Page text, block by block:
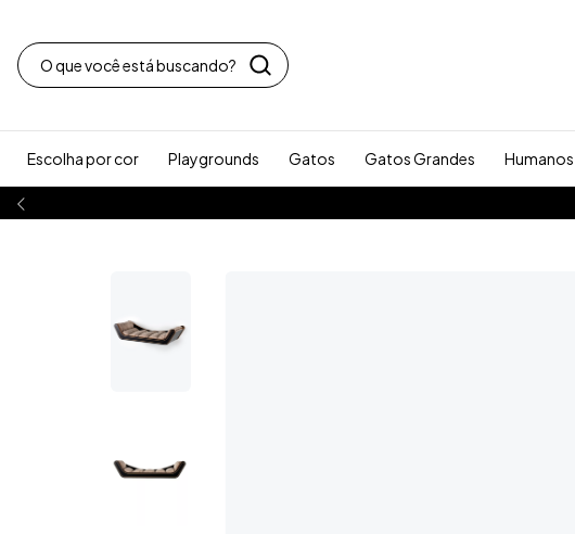
Escolha por cor Playgrounds Gatos Gatos Grandes Humanos